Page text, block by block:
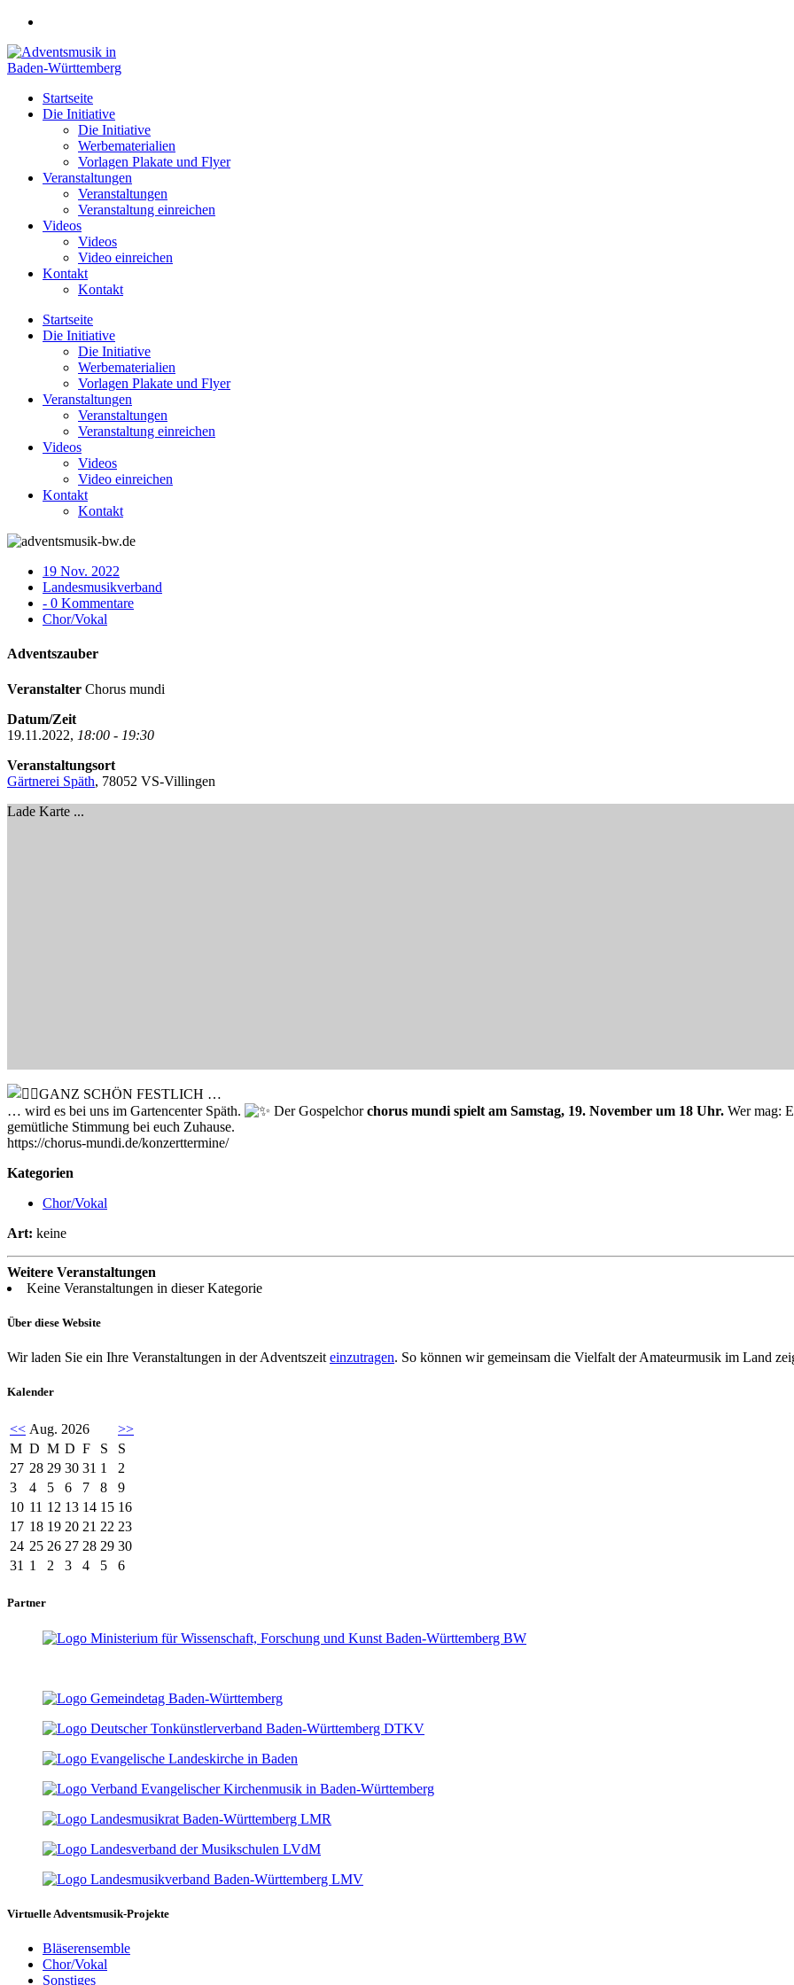
Zum
springen
Startseite
Die Initiative
Die Initiative
Werbematerialien
Vorlagen Plakate und Flyer
Veranstaltungen
Veranstaltungen
Veranstaltung einreichen
Videos
Videos
Video einreichen
Kontakt
Kontakt
Startseite
Die Initiative
Die Initiative
Werbematerialien
Vorlagen Plakate und Flyer
Veranstaltungen
Veranstaltungen
Veranstaltung einreichen
Videos
Videos
Video einreichen
Kontakt
Kontakt
19 Nov. 2022
Landesmusikverband
- 0 Kommentare
Chor/Vokal
Adventszauber
Veranstalter Chorus mundi
Datum/Zeit
19.11.2022, 18:00 - 19:30
Veranstaltungsort
Gärtnerei Späth, 78052 VS-Villingen
Lade Karte ...
GANZ SCHÖN FESTLICH …
… wird es bei uns im Gartencenter Späth.
Der Gospelchorchorus mundi spielt am Samstag, 19. November um 18 Uhr. Wer mag:
gemütliche Stimmung bei euch Zuhause.
https://chorus-mundi.de/konzerttermine/
Kategorien
Chor/Vokal
Art: keine
Weitere Veranstaltungen
Keine Veranstaltungen in dieser Kategorie
Über diese Website
Wir laden Sie ein Ihre Veranstaltungen in der Adventszeit einzutragen. So können wir gemeinsam die Vielfalt der Amateurmusik im Land
Kalender
<< Aug. 2026
>>
M D M D F S
S
27 28 29 30 31 1
2
3
4 5 6 7 8
9
10 11 12 13 14 15 16
17 18 19 20 21 22 23
24 25 26 27 28 29 30
31 1 2 3 4 5 6
Partner
Virtuelle Adventsmusik-Projekte
Bläserensemble
Chor/Vokal
Sonstiges